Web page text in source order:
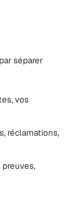
séparer
vos
réclamations,